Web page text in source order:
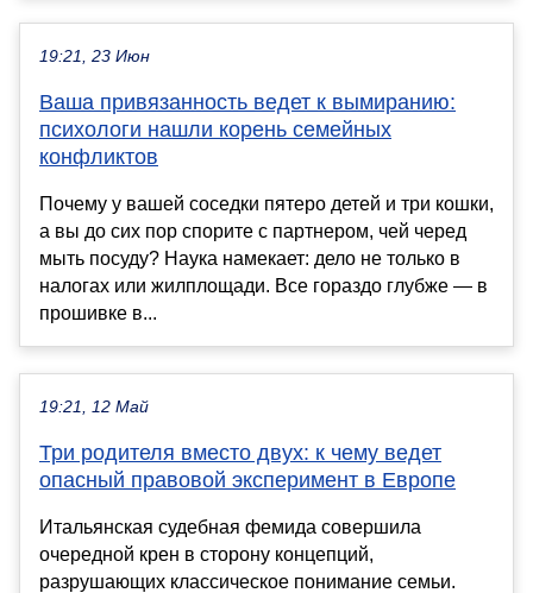
19:21, 23 Июн
Ваша привязанность ведет к вымиранию:
психологи нашли корень семейных
конфликтов
Почему у вашей соседки пятеро детей и три кошки,
а вы до сих пор спорите с партнером, чей черед
мыть посуду? Наука намекает: дело не только в
налогах или жилплощади. Все гораздо глубже — в
прошивке в...
19:21, 12 Май
Три родителя вместо двух: к чему ведет
опасный правовой эксперимент в Европе
Итальянская судебная фемида совершила
очередной крен в сторону концепций,
разрушающих классическое понимание семьи.